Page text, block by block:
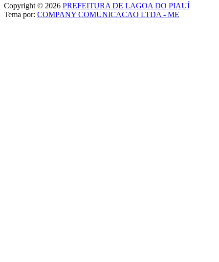
Copyright © 2026 PREFEITURA DE LAGOA DO PIAUÍ
Tema por: COMPANY COMUNICACAO LTDA - ME